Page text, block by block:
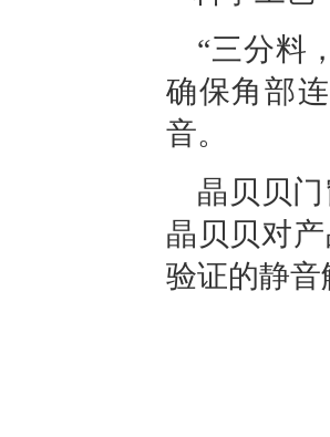
“三分料
确保角部
音。
晶贝贝
晶贝贝对
验证的静